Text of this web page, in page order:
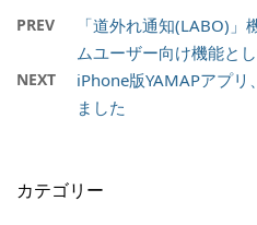
PREV
「道外れ通知(LABO)
ムユーザー向け機能と
NEXT
iPhone版YAMAPアプ
ました
カテゴリー